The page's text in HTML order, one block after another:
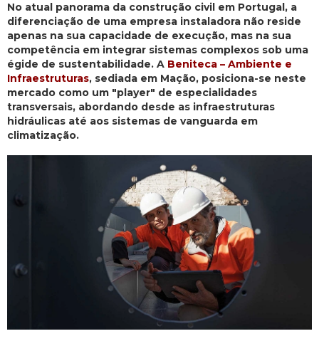
No atual panorama da construção civil em Portugal, a
diferenciação de uma empresa instaladora não reside
apenas na sua capacidade de execução, mas na sua
competência em integrar sistemas complexos sob uma
égide de sustentabilidade. A Beniteca – Ambiente e
Infraestruturas, sediada em Mação, posiciona-se neste
mercado como um "player" de especialidades
transversais, abordando desde as infraestruturas
hidráulicas até aos sistemas de vanguarda em
climatização.